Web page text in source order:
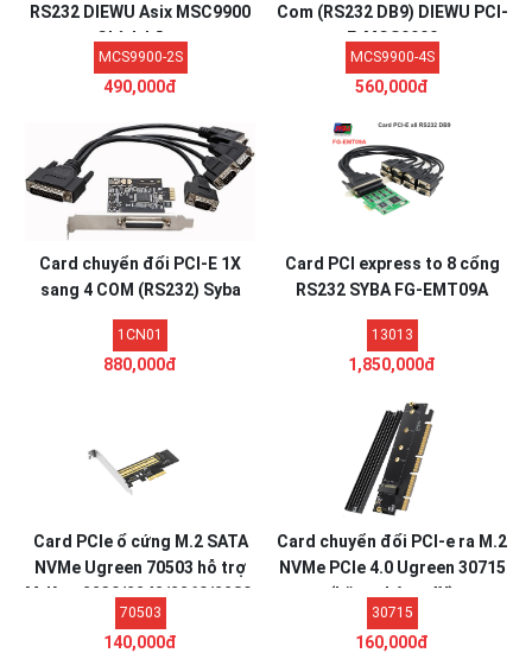
RS232 DIEWU Asix MSC9900
Chính hãng
MCS9900-2S
490,000đ
Com (RS232 DB9) DIEWU PCI-
E-MCS9900
MCS9900-4S
560,000đ
Card chuyển đổi PCI-E 1X
sang 4 COM (RS232) Syba
1CN01
880,000đ
Card PCI express to 8 cổng
RS232 SYBA FG-EMT09A
13013
1,850,000đ
Card PCIe ổ cứng M.2 SATA
NVMe Ugreen 70503 hỗ trợ
M-Key, 2230/2242/2260/2280,
tốc độ 32Gbps.
70503
140,000đ
Card chuyển đổi PCI-e ra M.2
NVMe PCIe 4.0 Ugreen 30715
(băng thông 4X)
30715
160,000đ